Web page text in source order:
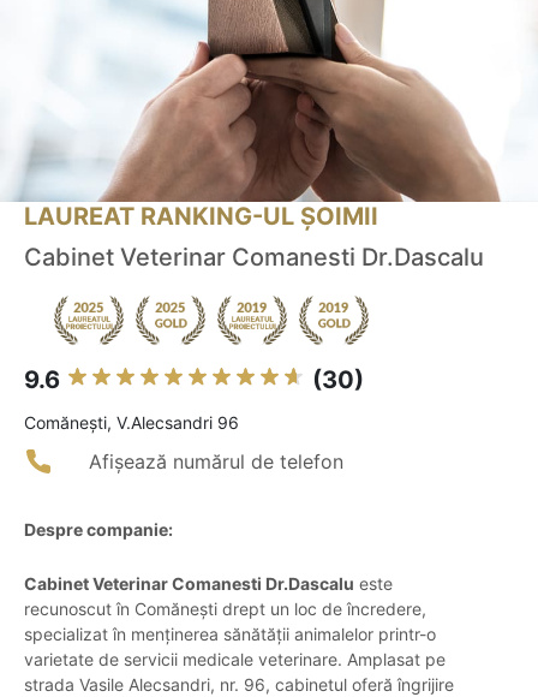
LAUREAT RANKING-UL ȘOIMII
Cabinet Veterinar Comanesti Dr.Dascalu
9.6 (30)
Comăneşti, V.Alecsandri 96
Afișează numărul de telefon
Despre companie:
Cabinet Veterinar Comanesti Dr.Dascalu este
recunoscut în Comănești drept un loc de încredere,
specializat în menținerea sănătății animalelor printr-o
varietate de servicii medicale veterinare. Amplasat pe
strada Vasile Alecsandri, nr. 96, cabinetul oferă îngrijire